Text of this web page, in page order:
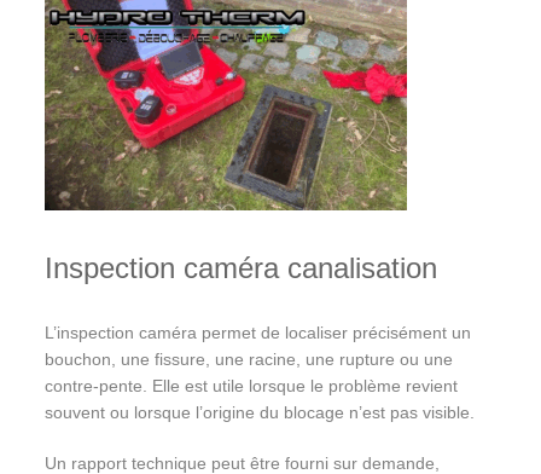
Inspection caméra canalisation
L’inspection caméra permet de localiser précisément un
bouchon, une fissure, une racine, une rupture ou une
contre-pente. Elle est utile lorsque le problème revient
souvent ou lorsque l’origine du blocage n’est pas visible.
Un rapport technique peut être fourni sur demande,